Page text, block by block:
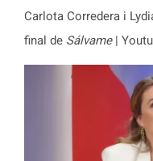
Carlota Corredera i
final de Sálvame|